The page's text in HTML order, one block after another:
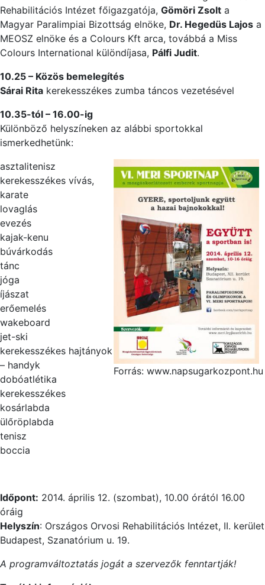
Rehabilitációs Intézet főigazgatója, Gömöri Zsolt a
Magyar Paralimpiai Bizottság elnöke, Dr. Hegedüs Lajos a
MEOSZ elnöke és a Colours Kft arca, továbbá a Miss
Colours International különdíjasa, Pálfi Judit.
10.25 – Közös bemelegítés
Sárai Rita kerekesszékes zumba táncos vezetésével
10.35-tól – 16.00-ig
Különböző helyszíneken az alábbi sportokkal
ismerkedhetünk:
asztalitenisz
Forrás: www.napsugarkozpont.hu
kerekesszékes vívás,
karate
lovaglás
evezés
kajak-kenu
búvárkodás
tánc
jóga
íjászat
erőemelés
wakeboard
jet-ski
kerekesszékes hajtányok
– handyk
dobóatlétika
kerekesszékes
kosárlabda
ülőröplabda
tenisz
boccia
Időpont: 2014. április 12. (szombat), 10.00 órától 16.00
óráig
Helyszín: Országos Orvosi Rehabilitációs Intézet, II. kerület
Budapest, Szanatórium u. 19.
A programváltoztatás jogát a szervezők fenntartják!